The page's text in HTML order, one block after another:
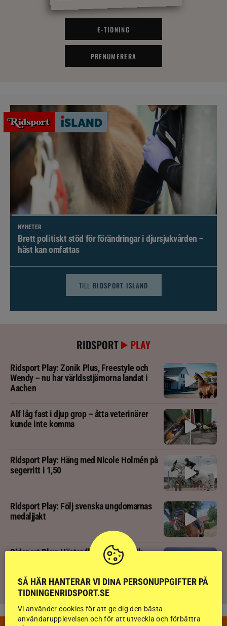
E-TIDNING
PRENUMERERA
NYHETER
Brett politiskt stöd för förändringar i djursjukvården –
häst kan omfattas
TILL RIDSPORT ISLAND
RIDSPORT PLAY
Ridsport Play: Zonik Plus, Freestyle och
Wendy – nu har världsstjärnorna landat i
Aachen
Alf låg fast i djup grop – åtta veterinärer
kunde inte komma
Ridsport Play: Häng med Nicole Holmén på
segerritt i 1,50
Ridsport Play: Följ svenska ungdomarnas
medaljjakt
Ridsport Play: Hästar flyr brand i panik
SÅ HÄR HANTERAR VI DINA PERSONUPPGIFTER PÅ
TIDNINGENRIDSPORT.SE
Vi använder cookies för att ge dig den bästa
användarupplevelsen och för att utveckla och förbättra